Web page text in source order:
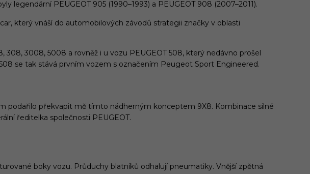
legendární PEUGEOT 905 (1990–1993) a PEUGEOT 908 (2007–2011).
který vnáší do automobilových závodů strategii značky v oblasti
3008, 5008 a rovněž i u vozu PEUGEOT 508, který nedávno prošel
se tak stává prvním vozem s označením Peugeot Sport Engineered.
podařilo překvapit mě tímto nádherným konceptem 9X8. Kombinace silné
ředitelka společnosti PEUGEOT.
boky vozu. Průduchy blatníků odhalují pneumatiky. Vnější zpětná